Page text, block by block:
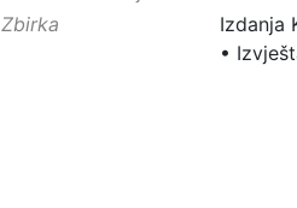
Zbirka
Izdanja
•